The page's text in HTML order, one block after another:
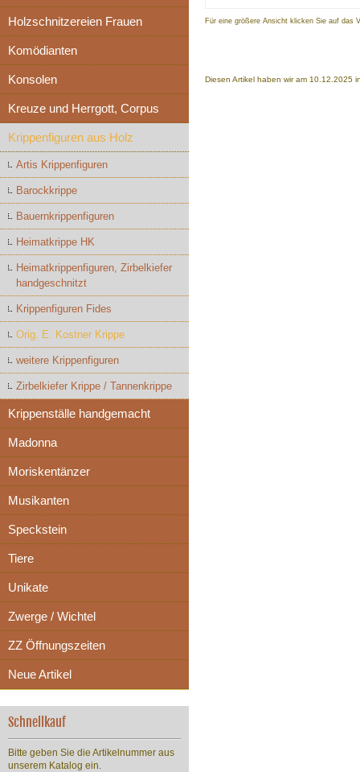
Holzschnitzereien Frauen
Komödianten
Konsolen
Kreuze und Herrgott, Corpus
Krippenfiguren aus Holz
Artis Krippenfiguren
Barockkrippe
Bauernkrippenfiguren
Heimatkrippe HK
Heimatkrippenfiguren, Zirbelkiefer
handgeschnitzt
Krippenfiguren Fides
Orig. E. Kostner Krippe
weitere Krippenfiguren
Zirbelkiefer Krippe / Tannenkrippe
Krippenställe handgemacht
Madonna
Moriskentänzer
Musikanten
Speckstein
Tiere
Unikate
Zwerge / Wichtel
ZZ Öffnungszeiten
Neue Artikel
Schnellkauf
Bitte geben Sie die Artikelnummer aus
unserem Katalog ein.
Für eine größere Ansicht klicken Sie auf das
Diesen Artikel haben wir am 10.12.2025